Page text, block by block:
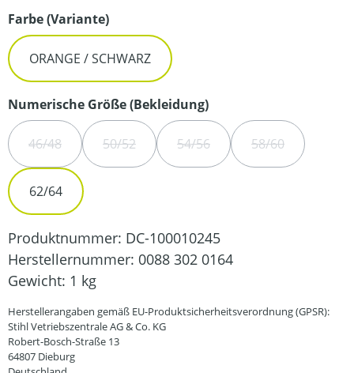
Farbe (Variante)auswählen
ORANGE / SCHWARZ
Numerische Größe (Bekleidung)auswählen
46/48(DIESE OPTION IST ZURZEIT NICHT VERFÜGBAR.)
50/52(DIESE OPTION IST ZURZEIT NICHT
54/56(DIESE OPTION IST ZURZEIT
58/60(DIESE OPTION
62/64
Produktnummer: DC-100010245
Herstellernummer: 0088 302 0164
Gewicht: 1 kg
Herstellerangaben gemäß EU-Produktsicherheitsverordnung (GPSR):
Stihl Vetriebszentrale AG & Co. KG
Robert-Bosch-Straße 13
64807 Dieburg